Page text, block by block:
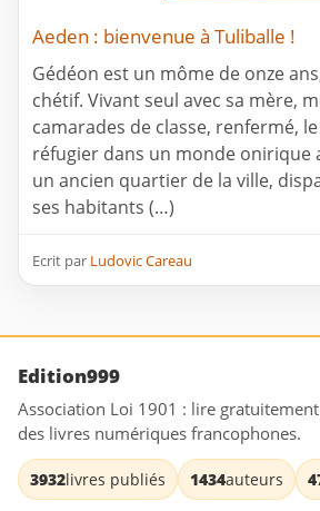
Aeden : bienvenue à Tuliballe !
Gédéon est un môme de onze
chétif. Vivant seul avec sa mère,
camarades de classe, renfermé,
réfugier dans un monde onirique
un ancien quartier de la ville,
ses habitants (…)
Ecrit par Ludovic Careau
Edition999
Association Loi 1901 : lire
des livres numériques francophones.
3932livres publiés 1434auteurs